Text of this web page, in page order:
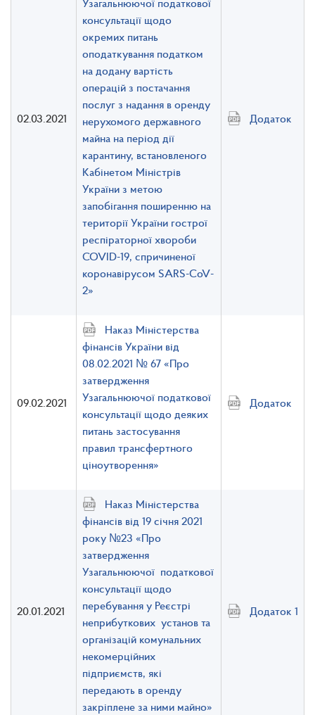
02.03.2021
Узагальнюючої податкової
консультації щодо
окремих питань
оподаткування податком
на додану вартість
операцій з постачання
послуг з надання в оренду
нерухомого державного
майна на період дії
карантину, встановленого
Кабінетом Міністрів
України з метою
запобігання поширенню на
території України гострої
респіраторної хвороби
COVID-19, спричиненої
коронавірусом SARS-CoV-
2»
Додаток
09.02.2021
Наказ Міністерства
фінансів України від
08.02.2021 № 67 «Про
затвердження
Узагальнюючої податкової
консультації щодо деяких
питань застосування
правил трансфертного
ціноутворення»
Додаток
20.01.2021
Наказ Міністерства
фінансів від 19 січня 2021
року №23 «Про
затвердження
Узагальнюючої податкової
консультації щодо
перебування у Реєстрі
неприбуткових установ та
організацій комунальних
некомерційних
підприємств, які
передають в оренду
закріплене за ними майно»
Додаток 1